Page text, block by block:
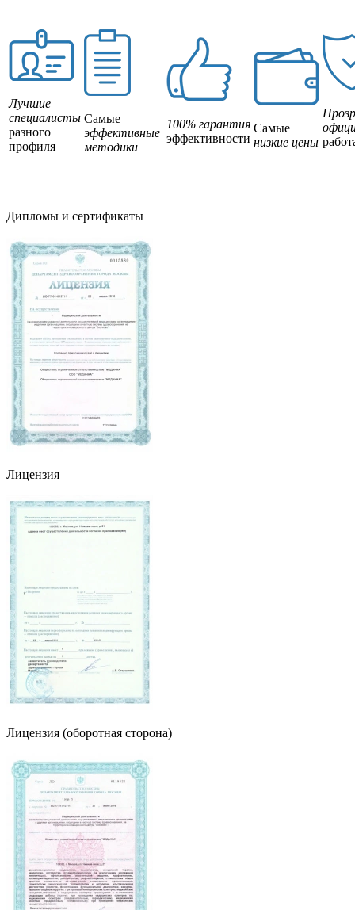
Лучшие
специалисты
разного
профиля
Самые
эффективные
методики
100% гарантия
эффективности
Самые
низкие цены
Дипломы и сертификаты
Лицензия
Лицензия (оборотная сторона)